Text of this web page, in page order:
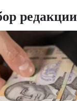
редакции